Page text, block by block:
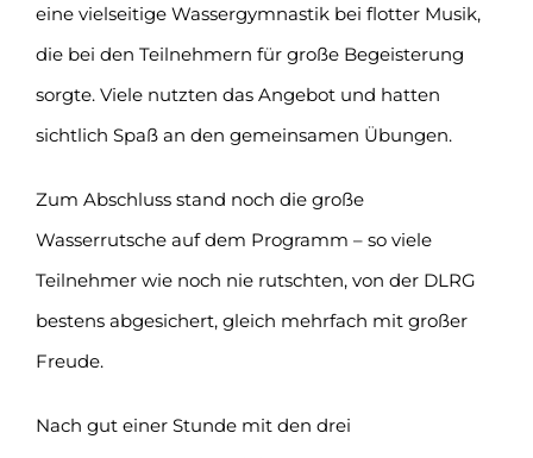
eine vielseitige Wassergymnastik bei flotter Musik,
die bei den Teilnehmern für große Begeisterung
sorgte. Viele nutzten das Angebot und hatten
sichtlich Spaß an den gemeinsamen Übungen.
Zum Abschluss stand noch die große
Wasserrutsche auf dem Programm – so viele
Teilnehmer wie noch nie rutschten, von der DLRG
bestens abgesichert, gleich mehrfach mit großer
Freude.
Nach gut einer Stunde mit den drei